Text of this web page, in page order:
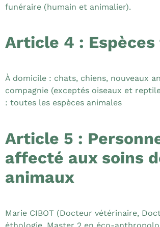
funéraire (humain et animalier).
Article 4 :
À domicile : chats, chiens, nouveaux
compagnie (exceptés oiseaux et
: toutes les espèces animales
Article 5 :
affecté aux soins
animaux
Marie CIBOT (Docteur vétérinaire,
éthologie, Master 2 en éco-